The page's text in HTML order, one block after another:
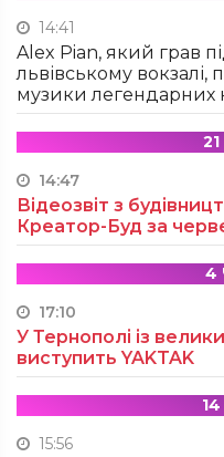
14:41
Alex Pian, який грав
львівському вокзалі,
музики легендарних
14:47
Відеозвіт з
Креатор-Буд за
4
17:10
У Тернополі із
виступить YAKTAK
15:56